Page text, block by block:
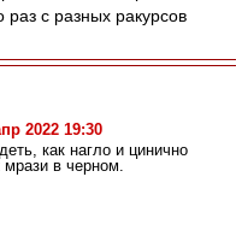
раз с разных ракурсов
2022 19:30
как нагло и цинично
в черном.